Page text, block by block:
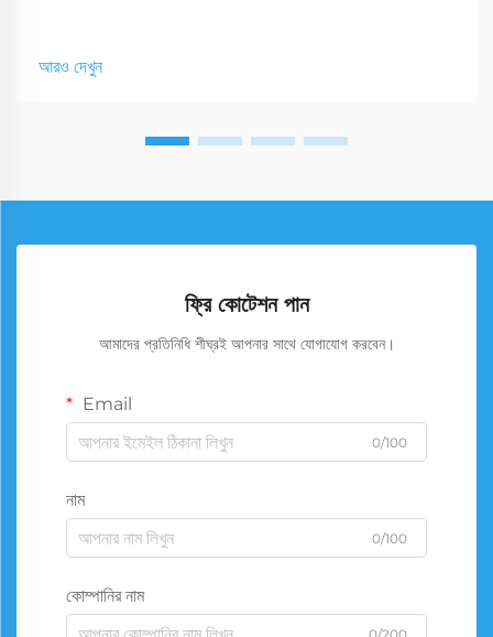
আরও দেখুন
ফ্রি কোটেশন পান
আমাদের প্রতিনিধি শীঘ্রই আপনার সাথে যোগাযোগ করবেন।
Email
0/100
নাম
0/100
কোম্পানির নাম